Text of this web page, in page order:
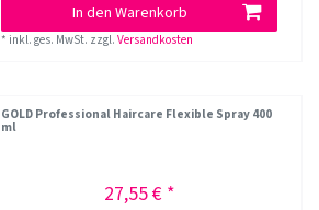
In den Warenkorb
* inkl. ges. MwSt. zzgl.Versandkosten
GOLD Professional Haircare Flexible Spray 400
ml
27,55 € *